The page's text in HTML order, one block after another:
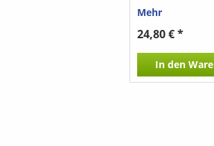
flüssigen und
erfundenen
Qualität der
gearbeiteten
Bedeutendsten,
frühe 18.
Mehr
24,80 € *
In den